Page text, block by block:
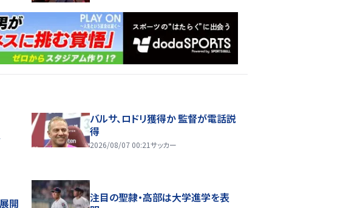
バルサ、ロドリ獲得か 監督が電話説
得
2026/08/07 00:21サッカー
開
注目の聖隷・高部は大学進学を表